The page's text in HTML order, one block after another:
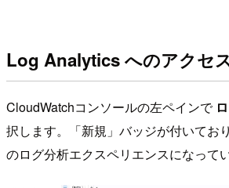
Log Analytics へのアクセ
CloudWatchコンソールの左ペインで
択します。「新規」バッジが付いてお
のログ分析エクスペリエンスになってい